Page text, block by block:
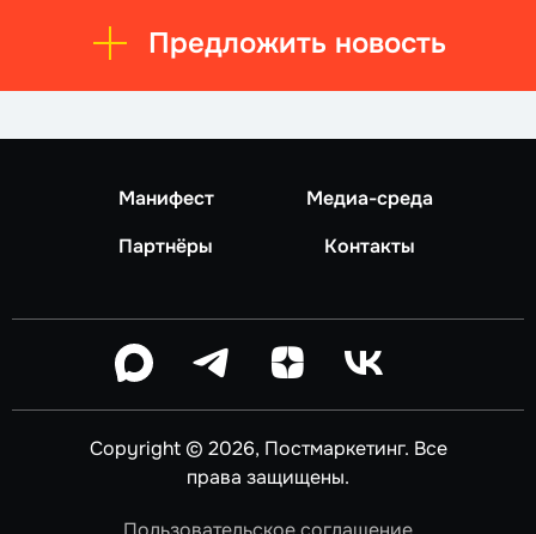
Предложить новость
Манифест
Медиа-среда
Партнёры
Контакты
Copyright © 2026, Постмаркетинг. Все
права защищены.